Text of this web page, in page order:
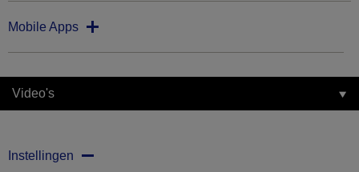
Mobile Apps
Video's
Instellingen